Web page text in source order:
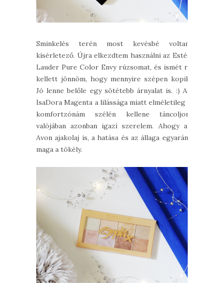
Sminkelés terén most kevésbé voltam
kísérletező. Újra elkezdtem használni az Estée
Lauder Pure Color Envy rúzsomat, és ismét rá
kellett jönnöm, hogy mennyire szépen kopik.
Jó lenne belőle egy sötétebb árnyalat is. :) Az
IsaDora Magenta a lilássága miatt elméletileg a
komfortzónám szélén kellene táncoljon,
valójában azonban igazi szerelem. Ahogy az
Avon ajakolaj is, a hatása és az állaga egyaránt
maga a tökély.